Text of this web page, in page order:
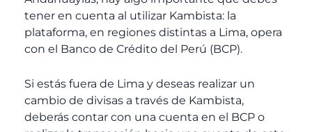
tener en cuenta al utilizar Kambista: la
plataforma, en regiones distintas a Lima, opera
con el Banco de Crédito del Perú (BCP).
Si estás fuera de Lima y deseas realizar un
cambio de divisas a través de Kambista,
deberás contar con una cuenta en el BCP o